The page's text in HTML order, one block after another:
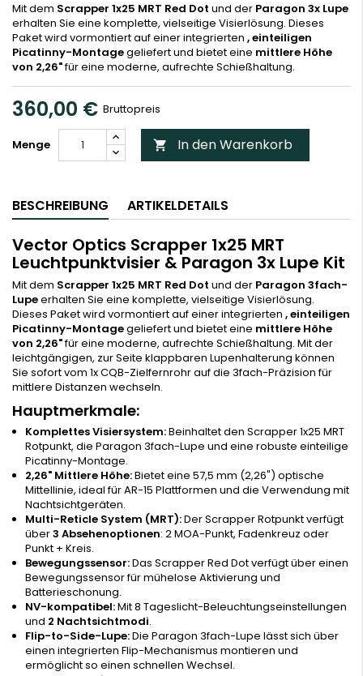
Mit dem Scrapper 1x25 MRT Red Dot und der Paragon 3x Lupe
erhalten Sie eine komplette, vielseitige Visierlösung. Dieses
Paket wird vormontiert auf einer integrierten , einteiligen
Picatinny-Montagegeliefert und bietet eine mittlere Höhe
von 2,26"für eine moderne, aufrechte Schießhaltung.
360,00 € Bruttopreis
Menge  In den Warenkorb
BESCHREIBUNG ARTIKELDETAILS
Vector Optics Scrapper 1x25 MRT
Leuchtpunktvisier & Paragon 3x Lupe Kit
Mit dem Scrapper 1x25 MRT Red Dot und der Paragon 3fach-
Lupeerhalten Sie eine komplette, vielseitige Visierlösung.
Dieses Paket wird vormontiert auf einer integrierten , einteiligen
Picatinny-Montagegeliefert und bietet eine mittlere Höhe
von 2,26"für eine moderne, aufrechte Schießhaltung. Mit der
leichtgängigen, zur Seite klappbaren Lupenhalterung können
Sie sofort vom 1x CQB-Zielfernrohr auf die 3fach-Präzision für
mittlere Distanzen wechseln.
Hauptmerkmale:
Komplettes Visiersystem:Beinhaltet den Scrapper 1x25 MRT
Rotpunkt, die Paragon 3fach-Lupe und eine robuste einteilige
Picatinny-Montage.
2,26" Mittlere Höhe:Bietet eine 57,5 mm (2,26") optische
Mittellinie, ideal für AR-15 Plattformen und die Verwendung mit
Nachtsichtgeräten.
Multi-Reticle System (MRT):Der Scrapper Rotpunkt verfügt
über3 Absehenoptionen: 2 MOA-Punkt, Fadenkreuz oder
Punkt + Kreis.
Bewegungssensor:Das Scrapper Red Dot verfügt über einen
Bewegungssensor für mühelose Aktivierung und
Batterieschonung.
NV-kompatibel:Mit 8 Tageslicht-Beleuchtungseinstellungen
und 2 Nachtsichtmodi.
Flip-to-Side-Lupe:Die Paragon 3fach-Lupe lässt sich über
einen integrierten Flip-Mechanismus montieren und
ermöglicht so einen schnellen Wechsel.